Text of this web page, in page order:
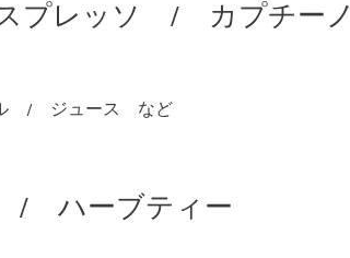
プレッソ / カプチーノ
/ ジュース など
ハーブティー